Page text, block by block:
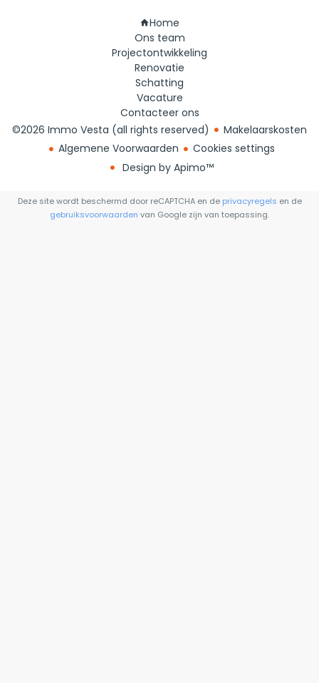
Home
Ons team
Projectontwikkeling
Renovatie
Schatting
Vacature
Contacteer ons
©2026 Immo Vesta (all rights reserved)
Makelaarskosten
Algemene Voorwaarden
Cookies settings
Design by Apimo™
Deze site wordt beschermd door reCAPTCHA en de privacyregels en de
gebruiksvoorwaarden van Google zijn van toepassing.